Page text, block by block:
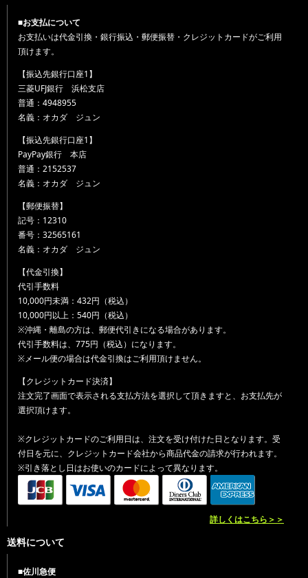
■お支払について
お支払いは代金引換・銀行振込・郵便振替・クレジットカードがご利用
頂けます。
【振込先銀行口座1】
三菱UFJ銀行 浜松支店
普通：4948955
名義：オカダ ジュン
【振込先銀行口座1】
PayPay銀行 本店
普通：2152537
名義：オカダ ジュン
【郵便振替】
記号：12310
番号：32565161
名義：オカダ ジュン
【代金引換】
代引手数料
10,000円未満：432円（税込）
10,000円以上：540円（税込）
※沖縄・離島の方は、郵便代引きになる場合があります。
代引手数料は、775円（税込）になります。
※メール便の場合は代金引換はご利用頂けません。
【クレジットカード決済】
注文完了画面で表示される支払方法を選択して頂きますと、お支払先が
選択頂けます。
※クレジットカードのご利用日は、注文を受け付けた日となります。受
付日を元に、クレジットカード会社から商品代金の請求が行われます。
※引き落とし日はお使いのカードによって異なります。
詳しくはこちら＞＞
送料について
■佐川急便